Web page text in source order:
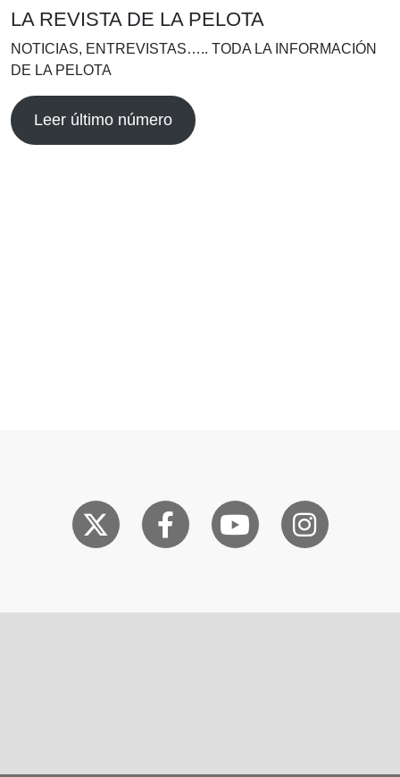
LA REVISTA DE LA PELOTA
NOTICIAS, ENTREVISTAS….. TODA LA INFORMACIÓN
DE LA PELOTA
Leer último número